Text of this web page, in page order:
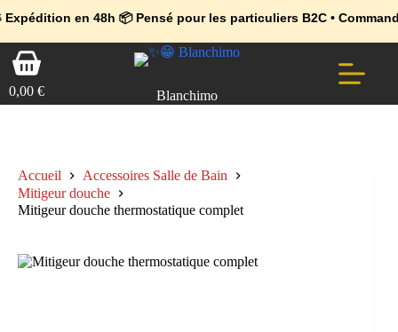
en 48h 📦 Pensé pour les particuliers B2C • Commande facile
🔥 Déjà adopté par les pros 👉 Passez en Espace Pro B2B 📦
💼 Offres réservées aux professionnels 🚀 Rejoignez l’Espace Pro
PasserPanier
d’achat
0,00 € Blanchimo
Accueil
Accessoires Salle de Bain
Mitigeur douche
Mitigeur douche thermostatique complet